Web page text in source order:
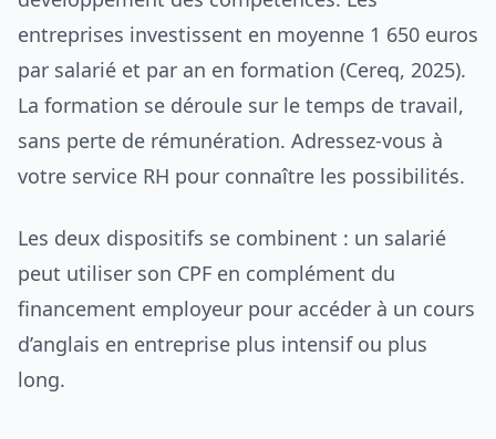
entreprises investissent en moyenne 1 650 euros
par salarié et par an en formation (Cereq, 2025).
La formation se déroule sur le temps de travail,
sans perte de rémunération. Adressez-vous à
votre service RH pour connaître les possibilités.
Les deux dispositifs se combinent : un salarié
peut utiliser son CPF en complément du
financement employeur pour accéder à un cours
d’anglais en entreprise plus intensif ou plus
long.